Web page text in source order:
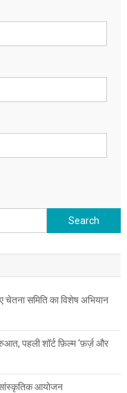
Search for:
चेतना समिति का विशेष अभियान
पहली शॉर्ट फ़िल्म ‘फ़र्ज़ और
सांस्कृतिक आयोजन